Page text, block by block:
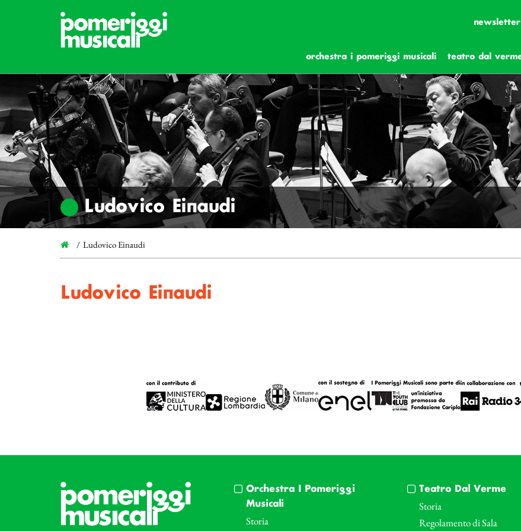
newsletter
orchestra i pomeriggi musicali teatro dal
Ludovico Einaudi
Ludovico Einaudi
Ludovico Einaudi
Orchestra I Pomeriggi
Musicali
Storia
Teatro Dal Verme
Storia
Regolamento di Sala